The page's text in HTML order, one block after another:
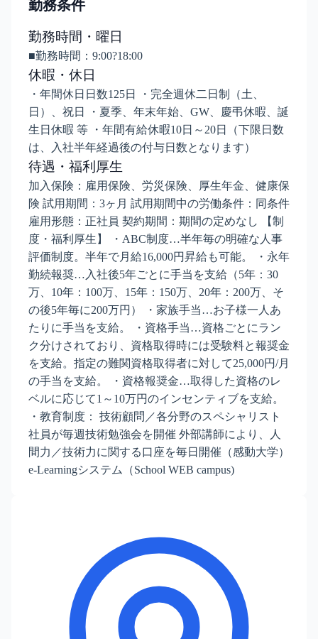
勤務条件
勤務時間・曜日
■勤務時間：9:00?18:00
休暇・休日
・年間休日日数125日 ・完全週休二日制（土、
日）、祝日 ・夏季、年末年始、GW、慶弔休暇、誕
生日休暇 等 ・年間有給休暇10日～20日（下限日数
は、入社半年経過後の付与日数となります）
待遇・福利厚生
加入保険：雇用保険、労災保険、厚生年金、健康保
険 試用期間：3ヶ月 試用期間中の労働条件：同条件
雇用形態：正社員 契約期間：期間の定めなし 【制
度・福利厚生】 ・ABC制度…半年毎の明確な人事
評価制度。半年で月給16,000円昇給も可能。 ・永年
勤続報奨…入社後5年ごとに手当を支給（5年：30
万、10年：100万、15年：150万、20年：200万、そ
の後5年毎に200万円） ・家族手当…お子様一人あ
たりに手当を支給。 ・資格手当…資格ごとにラン
ク分けされており、資格取得時には受験料と報奨金
を支給。指定の難関資格取得者に対して25,000円/月
の手当を支給。 ・資格報奨金…取得した資格のレ
ベルに応じて1～10万円のインセンティブを支給。
・教育制度： 技術顧問／各分野のスペシャリスト
社員が毎週技術勉強会を開催 外部講師により、人
間力／技術力に関する口座を毎日開催（感動大学）
e-Learningシステム（School WEB campus)